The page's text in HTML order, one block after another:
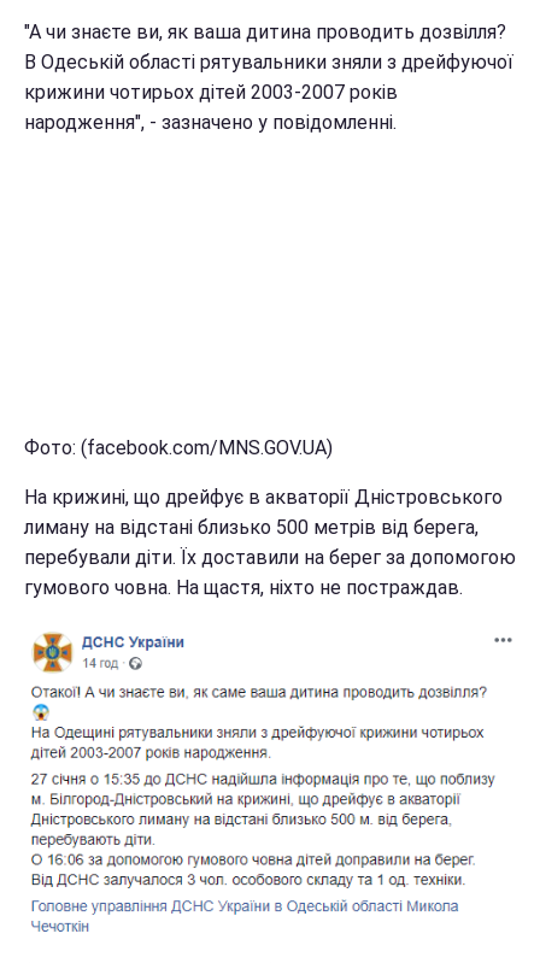
"А чи знаєте ви, як ваша дитина проводить дозвілля?
В Одеській області рятувальники зняли з дрейфуючої
крижини чотирьох дітей 2003-2007 років
народження", - зазначено у повідомленні.
Фото: (facebook.com/MNS.GOV.UA)
На крижині, що дрейфує в акваторії Дністровського
лиману на відстані близько 500 метрів від берега,
перебували діти. Їх доставили на берег за допомогою
гумового човна. На щастя, ніхто не постраждав.